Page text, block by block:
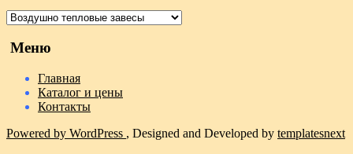
Меню
Главная
Каталог и цены
Контакты
Powered by WordPress , Designed and Developed by templatesnext